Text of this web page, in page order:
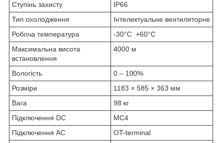
Ступінь захисту
IP66
Тип охолодження
Інтелектуальне вентиляторне
Робоча температура
-30°C +60°C
Максимальна висота
встановлення
4000 м
Вологість
0 – 100%
Розміри
1183 × 585 × 363 мм
Вага
98 кг
Підключення DC
MC4
Підключення AC
OT-terminal